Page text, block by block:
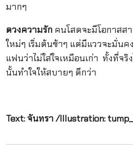
มากๆ
ดวงความรัก คนโสดจะมีโอกาส
ใหม่ๆ เริ่มต้นช้าๆ แต่มีแววจะมั่นค
แฟนว่าไม่ใส่ใจเหมือนเก่า ทั้งที่จริง
นั้นทำใจให้สบายๆ ดีกว่า
Text: จันทรา /Illustration: